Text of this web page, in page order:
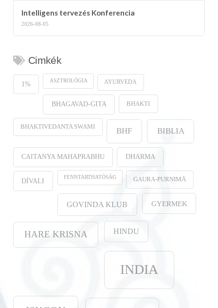
Intelligens tervezés Konferencia
2026-08-05
Cimkék
1% ASZTROLÓGIA AYURVEDA
BHAGAVAD-GITA BHAKTI
BHAKTIVEDANTA SWAMI BHF BIBLIA
CAITANYA MAHAPRABHU DHARMA
DÍVALI FENNTARTHATÓSÁG GAURA-PURṆIMĀ
GOVINDA KLUB GYERMEK
HARE KRISNA HINDU
INDIA